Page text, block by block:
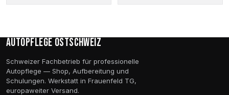
Autopflege Ostschweiz
Schweizer Fachbetrieb für professionelle
Autopflege — Shop, Aufbereitung und
Schulungen. Werkstatt in Frauenfeld TG,
europaweiter Versand.